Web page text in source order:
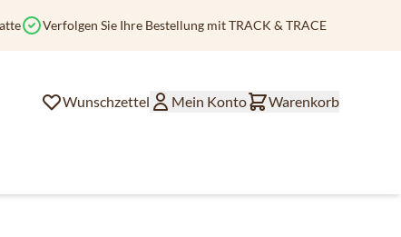
Verfolgen Sie Ihre Bestellung mit TRACK & TRACE
Wunschzettel Mein Konto Warenkorb